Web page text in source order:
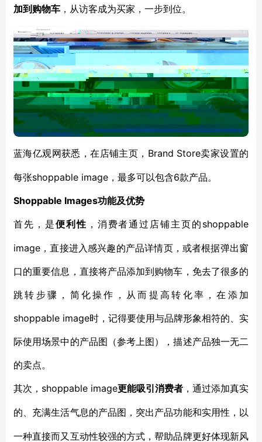
加到购物车 ，从访客成为买家，一步到位。
蓝海亿观网获悉，在店铺主页， Brand Store卖家设置的
每张shoppable image，最多可以包含6款产品。
Shoppable Images功能及优势
首先，是便利性 ，消费者通过店铺主页的 shoppable
image，直接进入感兴趣的产品详情页，或者根据弹出窗
口的重要信息，直接将产品添加到购物车，免去了很多的
跳转步骤，简化操作，从而提高转化率，在添加
shoppable image时，记得要使用与品牌形象相符的、实
际使用场景中的产品图（参考上图），描述产品独一无二
的卖点。
其次， shoppable image更能吸引消费者 ，通过添加真实
的、充满生活气息的产品图，突出产品功能和实用性，以
一种直接而又互动性较强的方式，帮助品牌更好体现新风